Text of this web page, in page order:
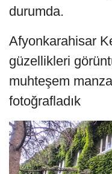
durumda.
Afyonkarahisar
güzellikleri
muhteşem
fotoğrafladık